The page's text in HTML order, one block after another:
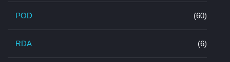
POD (60)
RDA (6)